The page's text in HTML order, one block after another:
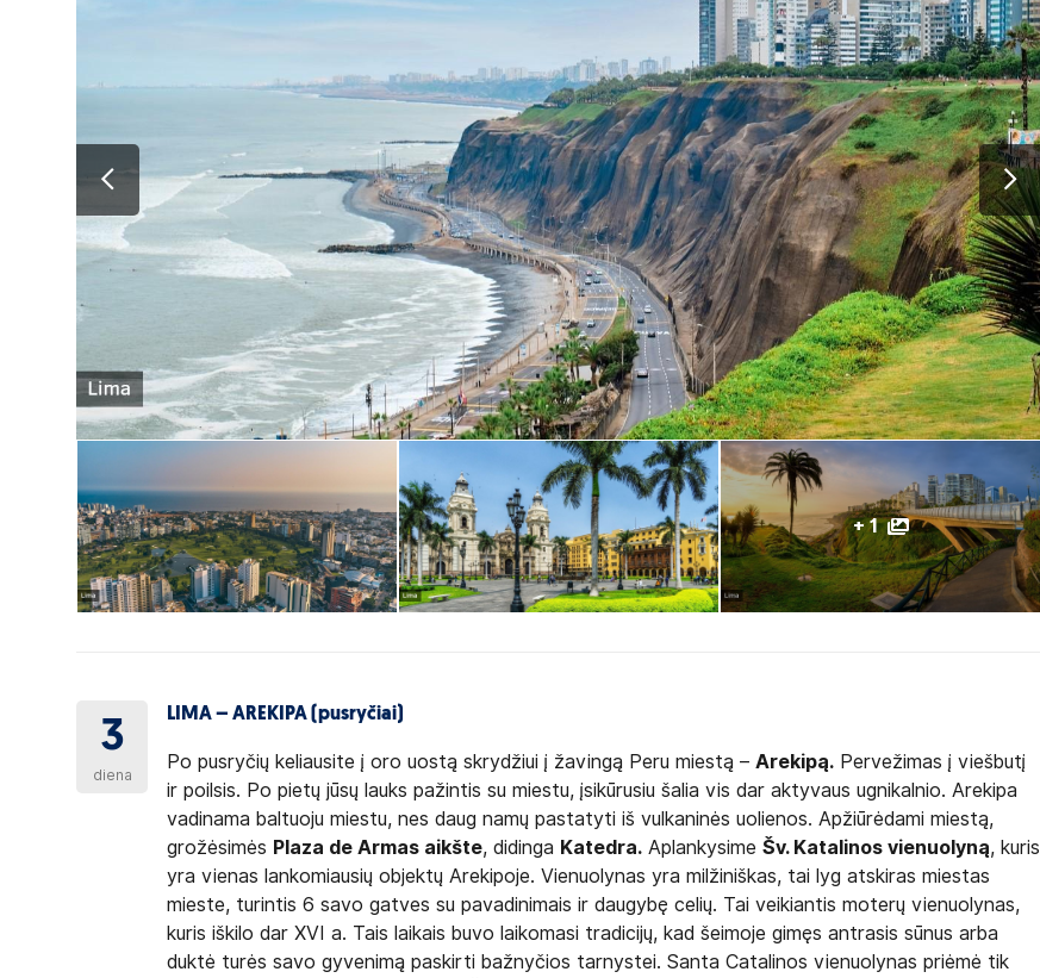
+ 1
3
diena
LIMA – AREKIPA (pusryčiai)
Po pusryčių keliausite į oro uostą skrydžiui į žavingą Peru miestą –Arekipą. Pervežimas į viešbutį
ir poilsis. Po pietų jūsų lauks pažintis su miestu, įsikūrusiu šalia vis dar aktyvaus ugnikalnio. Arekipa
vadinama baltuoju miestu, nes daug namų pastatyti iš vulkaninės uolienos. Apžiūrėdami miestą,
grožėsimės Plaza de Armas aikšte, didinga Katedra. AplankysimeŠv. Katalinos vienuolyną, kuris
yra vienas lankomiausių objektų Arekipoje. Vienuolynas yra milžiniškas, tai lyg atskiras miestas
mieste, turintis 6 savo gatves su pavadinimais ir daugybę celių. Tai veikiantis moterų vienuolynas,
kuris iškilo dar XVI a. Tais laikais buvo laikomasi tradicijų, kad šeimoje gimęs antrasis sūnus arba
duktė turės savo gyvenimą paskirti bažnyčios tarnystei. Santa Catalinos vienuolynas priėmė tik